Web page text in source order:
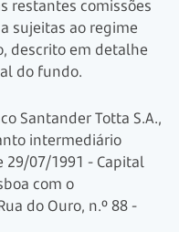
restantes comissões
sujeitas ao regime
descrito em detalhe
do fundo.
Santander Totta S.A.,
intermediário
29/07/1991 - Capital
com o
do Ouro, n.º 88 -